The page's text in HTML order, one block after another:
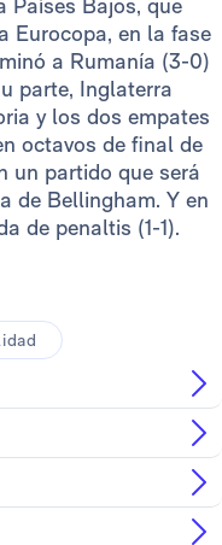
Países Bajos, que
Eurocopa, en la fase
a Rumanía (3-0)
parte, Inglaterra
y los dos empates
octavos de final de
un partido que será
de Bellingham. Y en
de penaltis (1-1).